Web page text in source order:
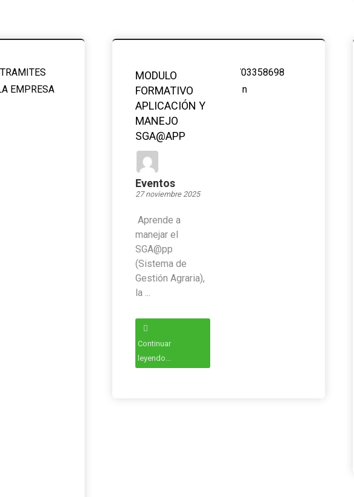
MODULO
FORMATIVO
APLICACIÓN Y
MANEJO
SGA@APP
Eventos
27 noviembre 2025
Aprende a
manejar el
SGA@pp
(Sistema de
Gestión Agraria),
la ...
Continuar
leyendo...